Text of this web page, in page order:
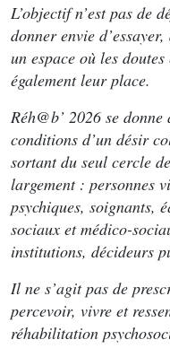
L’objectif n’est pas de
donner envie
un espace où les
également leur place.
Réh@b’ 2026 se
conditions d’un désir
sortant du seul cercle
largement : personnes
psychiques, soignants,
sociaux et médico-
institutions, décideurs
Il ne s’agit pas de
percevoir, vivre et
réhabilitation